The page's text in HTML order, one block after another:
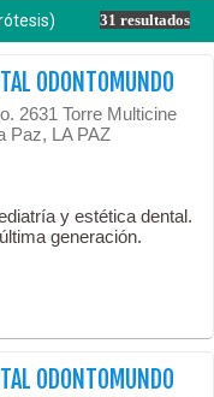
31 resultados
ODONTOMUNDO
2631 Torre Multicine
Paz, LA PAZ
y estética dental.
generación.
ODONTOMUNDO